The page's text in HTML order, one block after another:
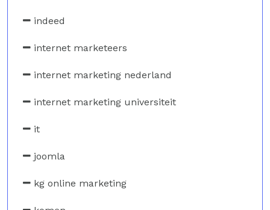
indeed
internet marketeers
internet marketing nederland
internet marketing universiteit
it
joomla
kg online marketing